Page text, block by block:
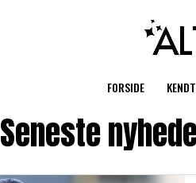
FORSIDE
Seneste